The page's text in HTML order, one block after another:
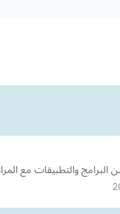
والتطبيقات مع